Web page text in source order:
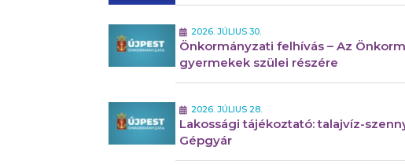
2026. JÚLIUS 30.
Önkormányzati felhívás – Az
gyermekek szülei részére
2026. JÚLIUS 28.
Lakossági tájékoztató: talajvíz-
Gépgyár